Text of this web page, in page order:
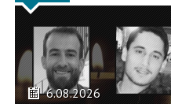
6.08.2026